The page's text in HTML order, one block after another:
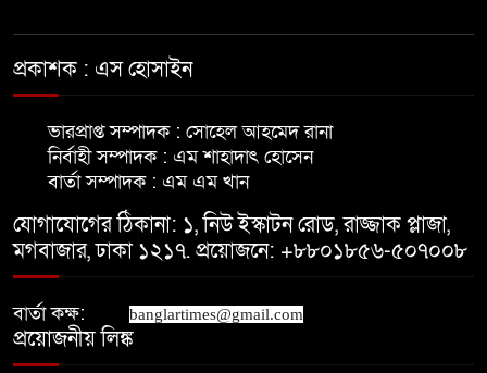
অভিযোগ
প্রচার-প্রচারণা বৃদ্ধির লক্ষে মতবিনিময়
আপনারা বাংলাদেশের পতাকাবাহী
একএকজন এম্বাসেডর মাদারীপুরে-
নৌপ্রতিমন্ত্রী
প্রকাশক : এস হোসাইন
ভারপ্রাপ্ত সম্পাদক : সোহেল আহমেদ রানা
নির্বাহী সম্পাদক : এম শাহাদাৎ হোসেন
বার্তা সম্পাদক : এম এম খান
যোগাযোগের ঠিকানা: ১, নিউ ইস্কাটন রোড, রাজ্জাক প্লাজা,
মগবাজার, ঢাকা ১২১৭. প্রয়োজনে: +৮৮০১৮৫৬-৫০৭০০৮
বার্তা কক্ষ: banglartimes@gmail.com
প্রয়োজনীয় লিঙ্ক